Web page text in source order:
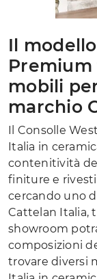
Il
Premium
mobili
marchio
Il Consolle
Italia in
contenitività
finiture e
cercando uno
Cattelan Italia,
showroom
composizioni
trovare diversi